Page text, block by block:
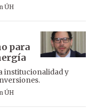
ÚH
para
institucionalidad y
ÚH